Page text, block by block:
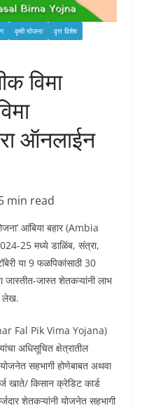
कृषी योजना
वृत्त विशेष
विमा
ऑनलाईन
min read
आंबिया बहार (Ambia
25 मध्ये डाळिंब, संत्रा,
या 9 फळपिकांसाठी 30
जास्तीत-जास्त शेतकऱ्यांनी लाभ
लेख.
Fal Pik Vima Yojana)
अधिसूचित क्षेत्रातील
सहभागी होणेबाबत अथवा
खाते/ किसान क्रेडिट कार्ड
शेतकऱ्यांनी योजनेत सहभागी